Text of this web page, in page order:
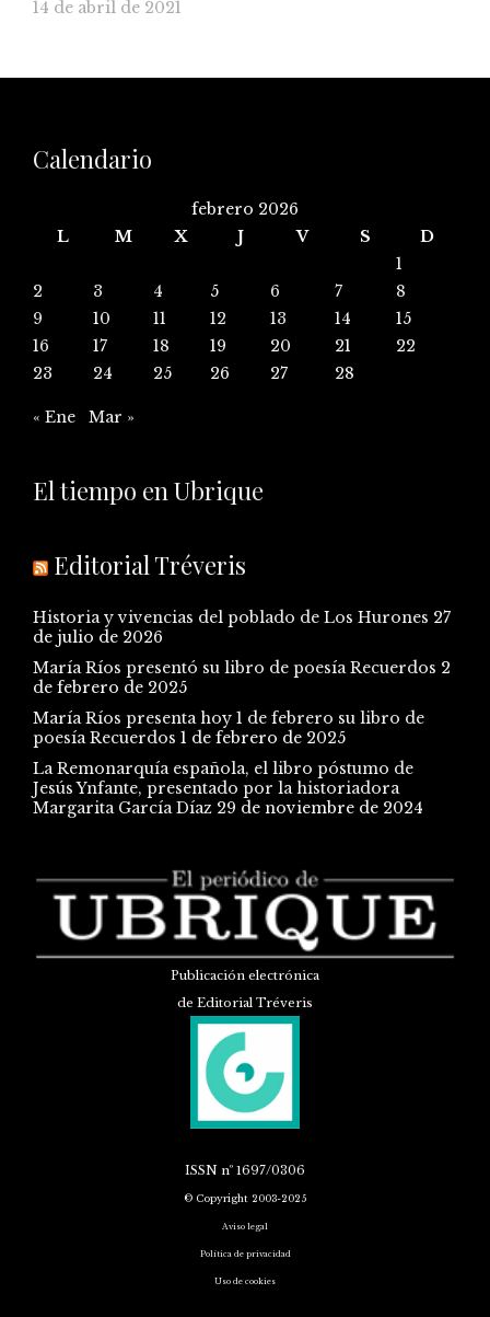
14 de abril de 2021
Calendario
febrero 2026
L
M X J V S
D
1
2
3 4 5 6 7
8
9
10 11 12 13 14
15
16
17 18 19 20 21
22
23
24 25 26 27 28
« Ene Mar »
El tiempo en Ubrique
Editorial Tréveris
Historia y vivencias del poblado de Los Hurones 27
de julio de 2026
María Ríos presentó su libro de poesía Recuerdos 2
de febrero de 2025
María Ríos presenta hoy 1 de febrero su libro de
poesía Recuerdos 1 de febrero de 2025
La Remonarquía española, el libro póstumo de
Jesús Ynfante, presentado por la historiadora
Margarita García Díaz 29 de noviembre de 2024
Publicación electrónica
de Editorial Tréveris
ISSN nº 1697/0306
© Copyright 2003-2025
Aviso legal
Política de privacidad
Uso de cookies